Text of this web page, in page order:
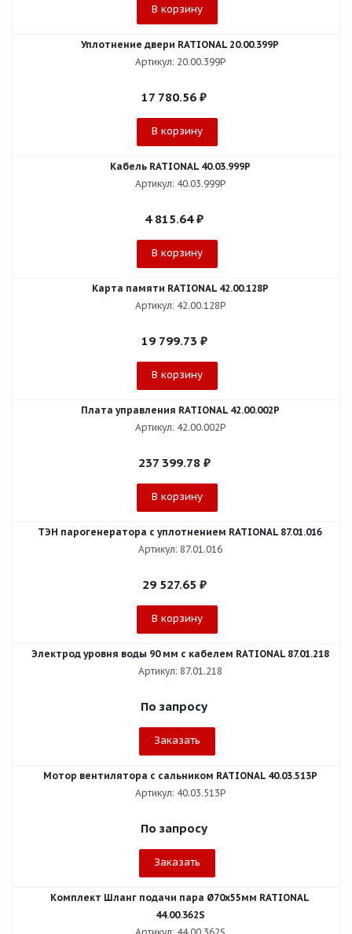
В корзину
Уплотнение двери RATIONAL 20.00.399P
Артикул: 20.00.399P
17 780.56 ₽
В корзину
Кабель RATIONAL 40.03.999P
Артикул: 40.03.999P
4 815.64₽
В корзину
Карта памяти RATIONAL 42.00.128P
Артикул: 42.00.128P
19 799.73 ₽
В корзину
Плата управления RATIONAL 42.00.002P
Артикул: 42.00.002P
237 399.78₽
В корзину
ТЭН парогенератора с уплотнением RATIONAL 87.01.016
Артикул: 87.01.016
29 527.65 ₽
В корзину
Электрод уровня воды 90 мм с кабелем RATIONAL 87.01.218
Артикул: 87.01.218
По запросу
Заказать
Мотор вентилятора с сальником RATIONAL 40.03.513P
Артикул: 40.03.513P
По запросу
Заказать
Комплект Шланг подачи пара Ø70x55мм RATIONAL
44.00.362S